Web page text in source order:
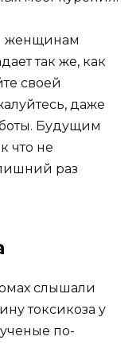
женщинам
так же, как
своей
даже
Будущим
что не
раз
слышали
токсикоза у
по-